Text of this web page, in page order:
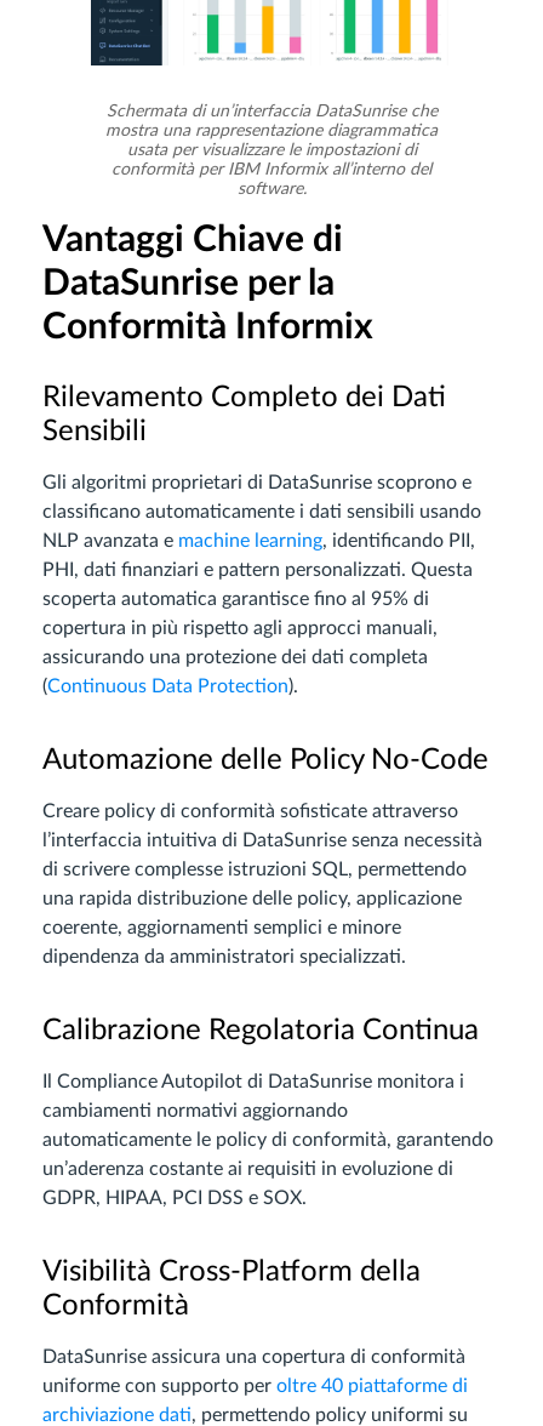
Schermata di un’interfaccia DataSunrise che
mostra una rappresentazione diagrammatica
usata per visualizzare le impostazioni di
conformità per IBM Informix all’interno del
software.
Vantaggi Chiave di
DataSunrise per la
Conformità Informix
Rilevamento Completo dei Dati
Sensibili
Gli algoritmi proprietari di DataSunrise scoprono e
classificano automaticamente i dati sensibili usando
NLP avanzata e machine learning, identificando PII,
PHI, dati finanziari e pattern personalizzati. Questa
scoperta automatica garantisce fino al 95% di
copertura in più rispetto agli approcci manuali,
assicurando una protezione dei dati completa
(Continuous Data Protection).
Automazione delle Policy No-Code
Creare policy di conformità sofisticate attraverso
l’interfaccia intuitiva di DataSunrise senza necessità
di scrivere complesse istruzioni SQL, permettendo
una rapida distribuzione delle policy, applicazione
coerente, aggiornamenti semplici e minore
dipendenza da amministratori specializzati.
Calibrazione Regolatoria Continua
Il Compliance Autopilot di DataSunrise monitora i
cambiamenti normativi aggiornando
automaticamente le policy di conformità, garantendo
un’aderenza costante ai requisiti in evoluzione di
GDPR, HIPAA, PCI DSS e SOX.
Visibilità Cross-Platform della
Conformità
DataSunrise assicura una copertura di conformità
uniforme con supporto per oltre 40 piattaforme di
archiviazione dati, permettendo policy uniformi su